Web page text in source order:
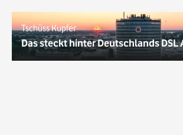
Tschüss Kupfer
Das steckt hinter Deutschlands